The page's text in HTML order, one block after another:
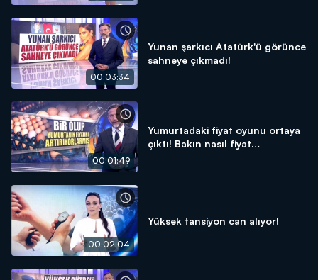
00:03:34
Yunan şarkıcı Atatürk'ü görünce
sahneye çıkmadı!
00:01:49
Yumurtadaki fiyat oyunu ortaya
çıktı! Bakın nasıl fiyat
00:02:04
Yüksek tansiyon can alıyor!